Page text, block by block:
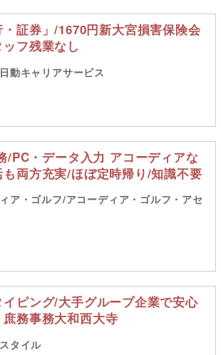
証券」/1670円新大宮損害保険会
フ残業なし
動キャリアサービス
/PC・データ入力 アコーディアな
も両方充実/ほぼ定時帰り/知識不要
ア・ゴルフ/アコーディア・ゴルフ・アセ
ピング/大手グループ企業で安心
務事務大和西大寺
タイル